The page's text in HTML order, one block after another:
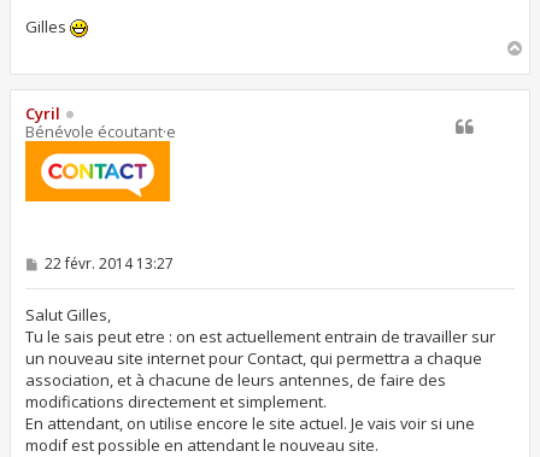
Gilles
u
Cyril
Bénévole écoutant·e
M
s
s
a
g
e
22 févr. 2014 13:27
Salut Gilles,
Tu le sais peut etre : on est actuellement entrain de travailler sur
un nouveau site internet pour Contact, qui permettra a chaque
association, et à chacune de leurs antennes, de faire des
modifications directement et simplement.
En attendant, on utilise encore le site actuel. Je vais voir si une
modif est possible en attendant le nouveau site.